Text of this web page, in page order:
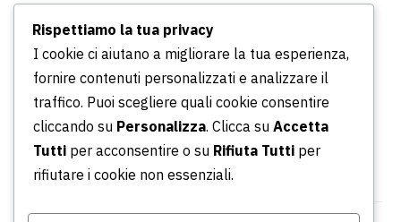
Contatti
News
Podcast
Portale della Trasparenza
Whistleblowing
Dal lunedì al venerdì
Dalle ore 8.30 alle ore
13.30
Dalle ore 14.30 alle ore
16.30
Rispettiamo la tua privacy
I cookie ci aiutano a migliorare la tua esperienza,
fornire contenuti personalizzati e analizzare il
traffico. Puoi scegliere quali cookie consentire
cliccando su Personalizza. Clicca su Accetta
Tutti per acconsentire o su Rifiuta Tutti per
rifiutare i cookie non essenziali.